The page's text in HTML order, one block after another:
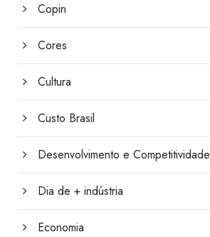
Copin
Cores
Cultura
Custo Brasil
Desenvolvimento e Competitividade
Dia de + indústria
Economia